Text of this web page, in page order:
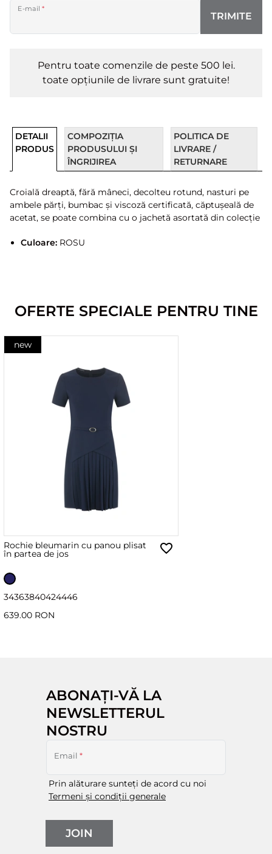
E-mail*
TRIMITE
Pentru toate comenzile de peste 500 lei.
toate opțiunile de livrare sunt gratuite!
DETALII
PRODUS
COMPOZIȚIA
PRODUSULUI ȘI
ÎNGRIJIREA
POLITICA DE
LIVRARE /
RETURNARE
Croială dreaptă, fără mâneci, decolteu rotund, nasturi pe
ambele părți, bumbac și viscoză certificată, căptușeală de
acetat, se poate combina cu o jachetă asortată din colecție
Culoare:ROSU
OFERTE SPECIALE PENTRU TINE
new
Rochie bleumarin cu panou plisat
în partea de jos
34363840424446
639.00 RON
ABONAȚI-VĂ LA
NEWSLETTERUL
NOSTRU
Email *
Prin alăturare sunteți de acord cu noi
Termeni și condiții generale
JOIN